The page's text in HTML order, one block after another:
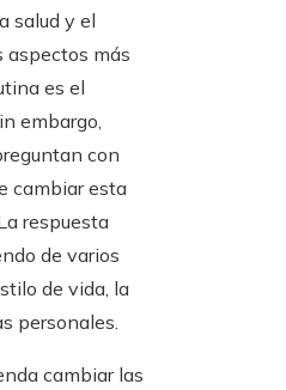
salud y el
aspectos más
es el
embargo,
con
cambiar esta
respuesta
de varios
de vida, la
personales.
cambiar las